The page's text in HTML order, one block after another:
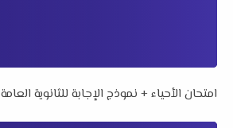
امتحان الأحياء + نموذج الإجابة للثانوية العامة